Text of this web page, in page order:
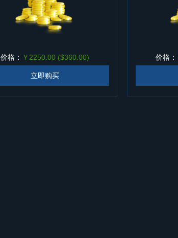
价格： ￥2250.00 ($360.00)
立即购买
价格：